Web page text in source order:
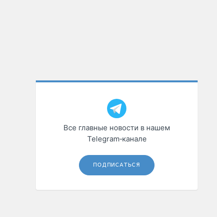
Все главные новости в нашем
Telegram‑канале
ПОДПИСАТЬСЯ